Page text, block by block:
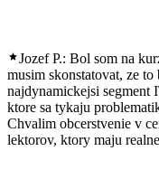
Jozef P.: Bol som na
musim skonstatovat, ze
najdynamickejsi segment
ktore sa tykaju
Chvalim obcerstvenie v
lektorov, ktory maju